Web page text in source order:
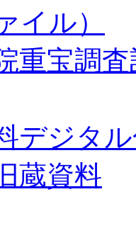
イル）
重宝調
デジタ
蔵資料